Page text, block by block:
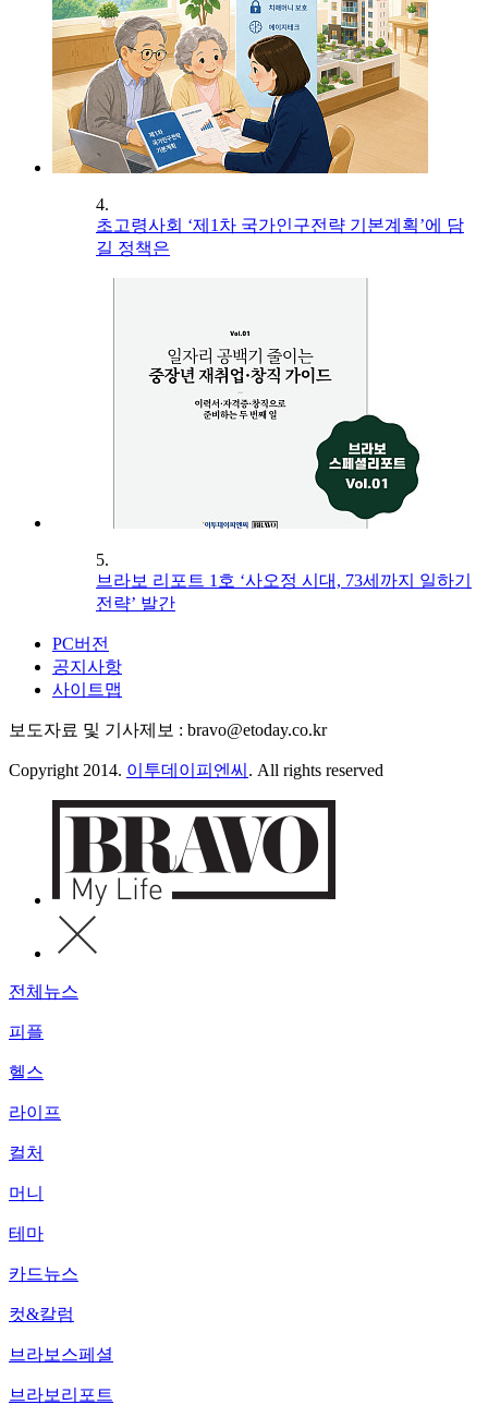
4.
초고령사회 ‘제1차 국가인구전략 기본계획’에 담
길 정책은
5.
브라보 리포트 1호 ‘사오정 시대, 73세까지 일하기
전략’ 발간
PC버전
공지사항
사이트맵
보도자료 및 기사제보 : bravo@etoday.co.kr
Copyright 2014. 이투데이피엔씨 . All rights reserved
전체뉴스
피플
헬스
라이프
컬처
머니
테마
카드뉴스
컷&칼럼
브라보스페셜
브라보리포트